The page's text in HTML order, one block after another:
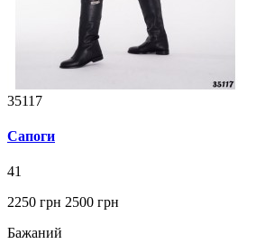
35117
Сапоги
41
2250 грн 2500 грн
Бажаний